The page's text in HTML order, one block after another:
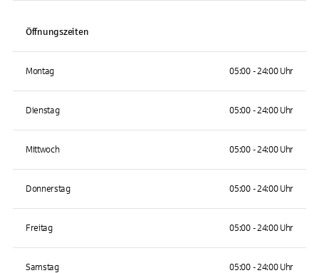
Öffnungszeiten
Montag 05:00 - 24:00 Uhr
Dienstag 05:00 - 24:00 Uhr
Mittwoch 05:00 - 24:00 Uhr
Donnerstag 05:00 - 24:00 Uhr
Freitag 05:00 - 24:00 Uhr
Samstag 05:00 - 24:00 Uhr